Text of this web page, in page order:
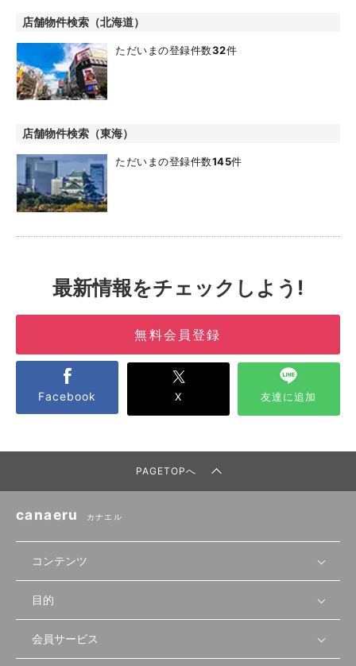
店舗物件検索（北海道）
ただいまの登録件数32件
店舗物件検索（東海）
ただいまの登録件数145件
最新情報をチェックしよう!
無料会員登録
Facebook X 友達に追加
PAGETOPへ
canaeru カナエル
コンテンツ
無料開業相談
セミナー情報
物件を探す
目的
店舗運営
会員サービス